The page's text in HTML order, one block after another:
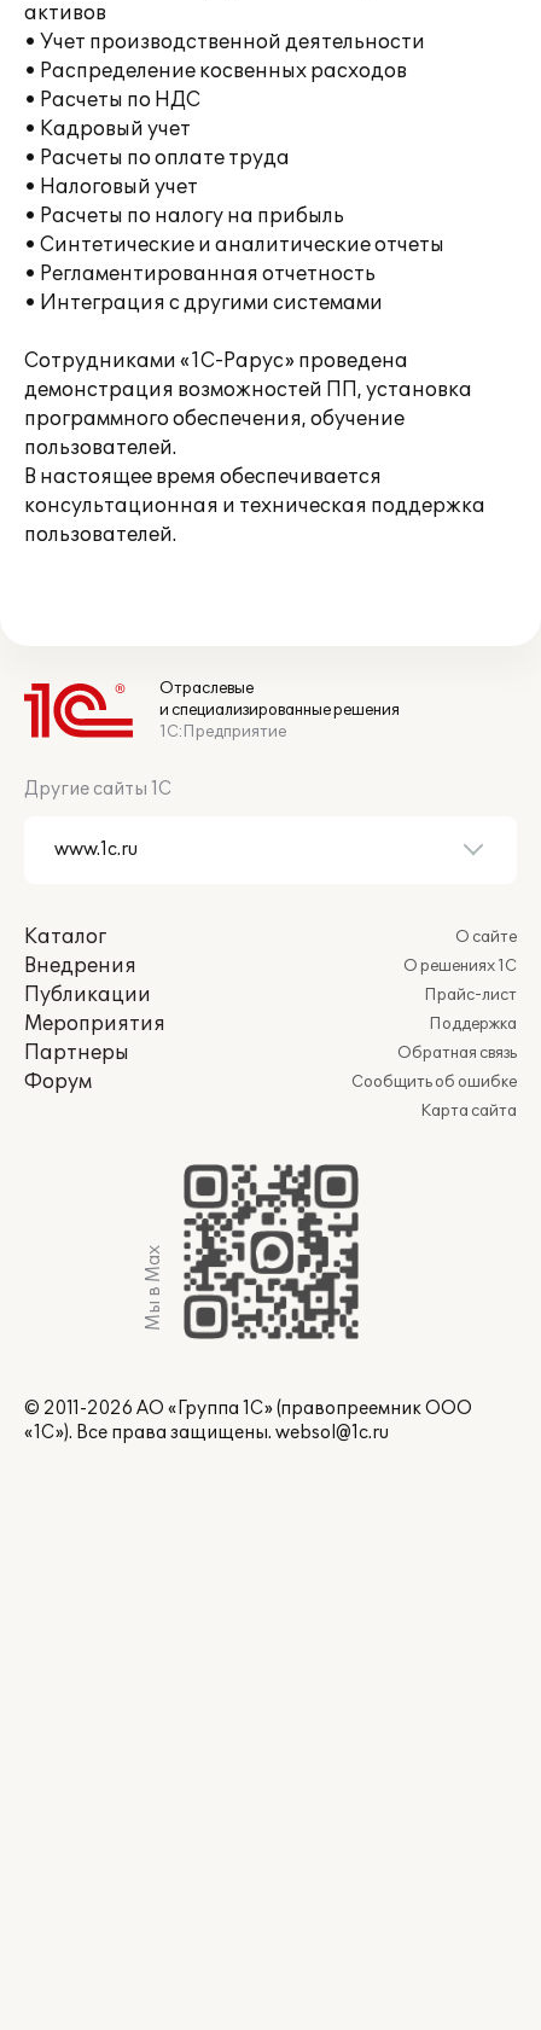
активов
• Учет производственной деятельности
• Распределение косвенных расходов
• Расчеты по НДС
• Кадровый учет
• Расчеты по оплате труда
• Налоговый учет
• Расчеты по налогу на прибыль
• Синтетические и аналитические отчеты
• Регламентированная отчетность
• Интеграция с другими системами
Сотрудниками «1С-Рарус» проведена
демонстрация возможностей ПП, установка
программного обеспечения, обучение
пользователей.
В настоящее время обеспечивается
консультационная и техническая поддержка
пользователей.
Отраслевые
и специализированные решения
1С:Предприятие
Другие сайты 1С
Каталог
Внедрения
Публикации
Мероприятия
Партнеры
Форум
О сайте
О решениях 1С
Прайс-лист
Поддержка
Обратная связь
Сообщить об ошибке
Карта сайта
Мы в Max
© 2011-2026 АО «Группа 1С» (правопреемник ООО
«1С»). Все права защищены. websol@1c.ru